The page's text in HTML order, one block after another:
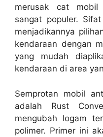
merusak cat
sangat populer.
menjadikannya
kendaraan dengan
yang mudah
kendaraan di area
Semprotan mobil
adalah Rust
mengubah logam
polimer. Primer ini